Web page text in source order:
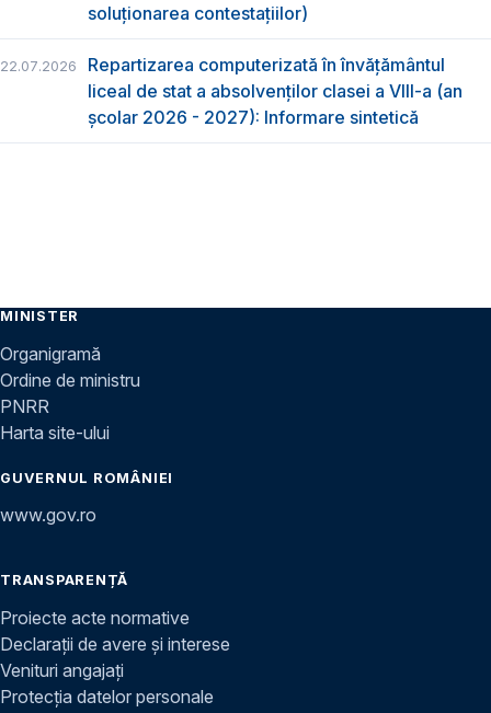
soluționarea contestațiilor)
22.07.2026
Repartizarea computerizată în învăţământul
liceal de stat a absolvenţilor clasei a VIII-a (an
școlar 2026 - 2027): Informare sintetică
MINISTER
Organigramă
Ordine de ministru
PNRR
Harta site-ului
GUVERNUL ROMÂNIEI
www.gov.ro
TRANSPARENȚĂ
Proiecte acte normative
Declarații de avere și interese
Venituri angajați
Protecția datelor personale